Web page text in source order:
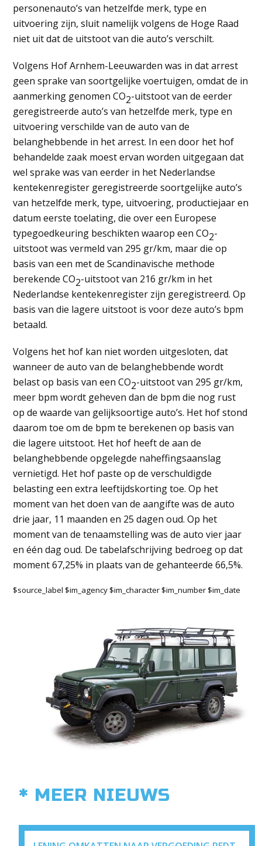
personenauto’s van hetzelfde merk, type en
uitvoering zijn, sluit namelijk volgens de Hoge Raad
niet uit dat de uitstoot van die auto’s verschilt.
Volgens Hof Arnhem-Leeuwarden was in dat arrest
geen sprake van soortgelijke voertuigen, omdat de in
aanmerking genomen CO2-uitstoot van de eerder
geregistreerde auto’s van hetzelfde merk, type en
uitvoering verschilde van de auto van de
belanghebbende in het arrest. In een door het hof
behandelde zaak moest ervan worden uitgegaan dat
wel sprake was van eerder in het Nederlandse
kentekenregister geregistreerde soortgelijke auto’s
van hetzelfde merk, type, uitvoering, productiejaar en
datum eerste toelating, die over een Europese
typegoedkeuring beschikten waarop een CO2-
uitstoot was vermeld van 295 gr/km, maar die op
basis van een met de Scandinavische methode
berekende CO2-uitstoot van 216 gr/km in het
Nederlandse kentekenregister zijn geregistreerd. Op
basis van die lagere uitstoot is voor deze auto’s bpm
betaald.
Volgens het hof kan niet worden uitgesloten, dat
wanneer de auto van de belanghebbende wordt
belast op basis van een CO2-uitstoot van 295 gr/km,
meer bpm wordt geheven dan de bpm die nog rust
op de waarde van gelijksoortige auto’s. Het hof stond
daarom toe om de bpm te berekenen op basis van
die lagere uitstoot. Het hof heeft de aan de
belanghebbende opgelegde naheffingsaanslag
vernietigd. Het hof paste op de verschuldigde
belasting een extra leeftijdskorting toe. Op het
moment van het doen van de aangifte was de auto
drie jaar, 11 maanden en 25 dagen oud. Op het
moment van de tenaamstelling was de auto vier jaar
en één dag oud. De tabelafschrijving bedroeg op dat
moment 67,25% in plaats van de gehanteerde 66,5%.
$source_label $im_agency $im_character $im_number $im_date
* MEER NIEUWS